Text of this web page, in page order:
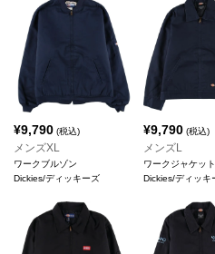
¥9,790 (税込)
メンズXL
ワークブルゾン
Dickies/ディッキーズ
¥9,790(税込)
メンズL
ワークジャケット
Dickies/ディッキ